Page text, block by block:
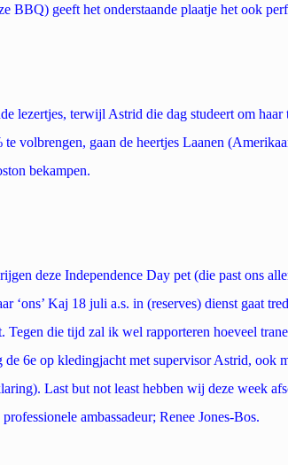
BBQ) geeft het onderstaande plaatje het ook
lezertjes, terwijl Astrid die dag studeert om haar
volbrengen, gaan de heertjes Laanen
bekampen.
deze Independence Day pet (die past ons
‘ons’ Kaj 18 juli a.s. in (reserves) dienst gaat
Tegen die tijd zal ik wel rapporteren hoeveel
de 6e op kledingjacht met supervisor Astrid, ook
Last but not least hebben wij deze week
ambassadeur; Renee Jones-Bos.